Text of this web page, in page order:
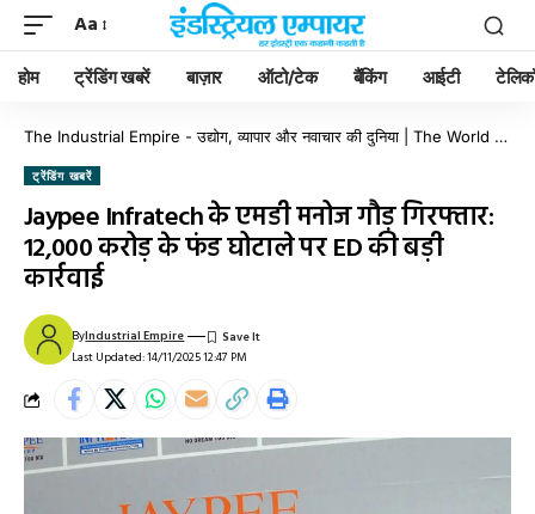
Aa
होम ट्रेंडिंग खबरें बाज़ार ऑटो/टेक बैंकिंग आईटी
The Industrial Empire - उद्योग, व्यापार और नवाचार की दुनिया | The World of Industry, Business & Innovation
ट्रेंडिंग खबरें
Jaypee Infratech के एमडी मनोज गौड़ गिरफ्तार:
12,000 करोड़ के फंड घोटाले पर ED की बड़ी
कार्रवाई
Last Updated: 14/11/2025 12:47 PM
ByIndustrial Empire